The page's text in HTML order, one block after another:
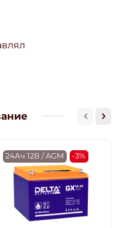
24Ач 12В / AGM -3%